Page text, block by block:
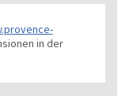
in der